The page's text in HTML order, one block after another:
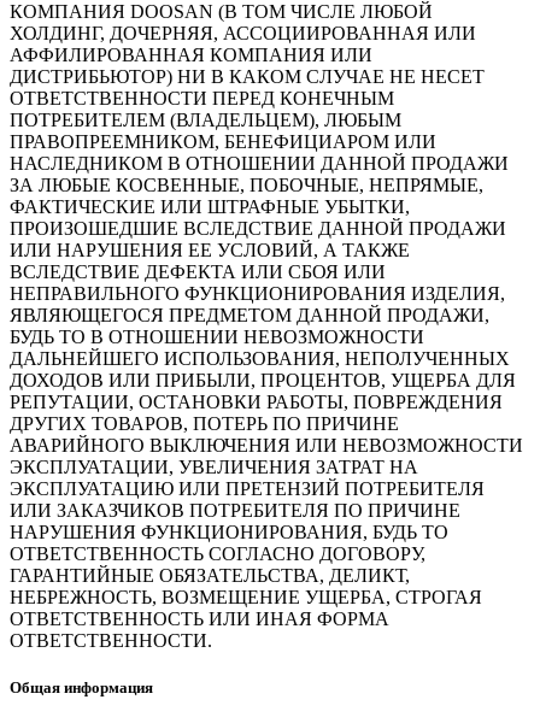
КОМПАНИЯ DOOSAN (В ТОМ ЧИСЛЕ ЛЮБОЙ
ХОЛДИНГ, ДОЧЕРНЯЯ, АССОЦИИРОВАННАЯ ИЛИ
АФФИЛИРОВАННАЯ КОМПАНИЯ ИЛИ
ДИСТРИБЬЮТОР) НИ В КАКОМ СЛУЧАЕ НЕ НЕСЕТ
ОТВЕТСТВЕННОСТИ ПЕРЕД КОНЕЧНЫМ
ПОТРЕБИТЕЛЕМ (ВЛАДЕЛЬЦЕМ), ЛЮБЫМ
ПРАВОПРЕЕМНИКОМ, БЕНЕФИЦИАРОМ ИЛИ
НАСЛЕДНИКОМ В ОТНОШЕНИИ ДАННОЙ ПРОДАЖИ
ЗА ЛЮБЫЕ КОСВЕННЫЕ, ПОБОЧНЫЕ, НЕПРЯМЫЕ,
ФАКТИЧЕСКИЕ ИЛИ ШТРАФНЫЕ УБЫТКИ,
ПРОИЗОШЕДШИЕ ВСЛЕДСТВИЕ ДАННОЙ ПРОДАЖИ
ИЛИ НАРУШЕНИЯ ЕЕ УСЛОВИЙ, А ТАКЖЕ
ВСЛЕДСТВИЕ ДЕФЕКТА ИЛИ СБОЯ ИЛИ
НЕПРАВИЛЬНОГО ФУНКЦИОНИРОВАНИЯ ИЗДЕЛИЯ,
ЯВЛЯЮЩЕГОСЯ ПРЕДМЕТОМ ДАННОЙ ПРОДАЖИ,
БУДЬ ТО В ОТНОШЕНИИ НЕВОЗМОЖНОСТИ
ДАЛЬНЕЙШЕГО ИСПОЛЬЗОВАНИЯ, НЕПОЛУЧЕННЫХ
ДОХОДОВ ИЛИ ПРИБЫЛИ, ПРОЦЕНТОВ, УЩЕРБА ДЛЯ
РЕПУТАЦИИ, ОСТАНОВКИ РАБОТЫ, ПОВРЕЖДЕНИЯ
ДРУГИХ ТОВАРОВ, ПОТЕРЬ ПО ПРИЧИНЕ
АВАРИЙНОГО ВЫКЛЮЧЕНИЯ ИЛИ НЕВОЗМОЖНОСТИ
ЭКСПЛУАТАЦИИ, УВЕЛИЧЕНИЯ ЗАТРАТ НА
ЭКСПЛУАТАЦИЮ ИЛИ ПРЕТЕНЗИЙ ПОТРЕБИТЕЛЯ
ИЛИ ЗАКАЗЧИКОВ ПОТРЕБИТЕЛЯ ПО ПРИЧИНЕ
НАРУШЕНИЯ ФУНКЦИОНИРОВАНИЯ, БУДЬ ТО
ОТВЕТСТВЕННОСТЬ СОГЛАСНО ДОГОВОРУ,
ГАРАНТИЙНЫЕ ОБЯЗАТЕЛЬСТВА, ДЕЛИКТ,
НЕБРЕЖНОСТЬ, ВОЗМЕЩЕНИЕ УЩЕРБА, СТРОГАЯ
ОТВЕТСТВЕННОСТЬ ИЛИ ИНАЯ ФОРМА
ОТВЕТСТВЕННОСТИ.
Общая информация